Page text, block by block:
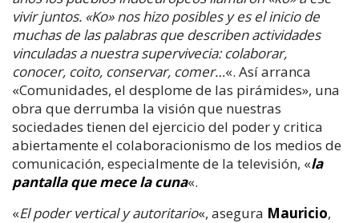
vivir juntos. «Ko» nos hizo posibles y es el inicio de
muchas de las palabras que describen actividades
vinculadas a nuestra supervivecia: colaborar,
conocer, coito, conservar, comer…«. Así arranca
«Comunidades, el desplome de las pirámides», una
obra que derrumba la visión que nuestras
sociedades tienen del ejercicio del poder y critica
abiertamente el colaboracionismo de los medios de
comunicación, especialmente de la televisión, «la
pantalla que mece la cuna«.
«El poder vertical y autoritario«, asegura Mauricio,